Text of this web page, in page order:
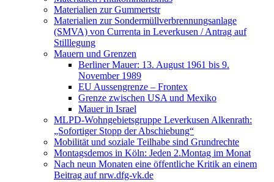
Materialien zur Gummertstr
Materialien zur Sondermüllverbrennungsanlage
(SMVA) von Currenta in Leverkusen / Antrag auf
Stilllegung
Mauern und Grenzen
Berliner Mauer: 13. August 1961 bis 9.
November 1989
EU Aussengrenze – Frontex
Grenze zwischen USA und Mexiko
Mauer in Israel
MLPD-Wohngebietsgruppe Leverkusen Alkenrath:
„Sofortiger Stopp der Abschiebung“
Mobilität und soziale Teilhabe sind Grundrechte
Montagsdemos in Köln: Jeden 2.Montag im Monat
Nach neun Monaten eine öffentliche Kritik an einem
Beitrag auf nrw.dfg-vk.de